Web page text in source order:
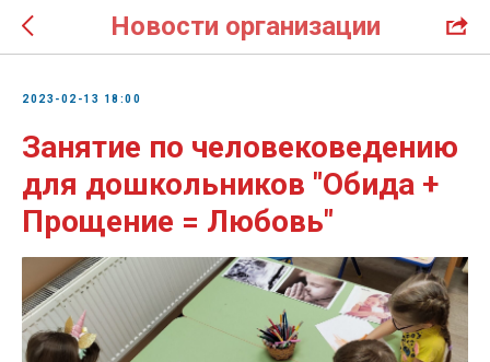
Новости организации
2023-02-13 18:00
Занятие по человековедению
для дошкольников "Обида +
Прощение = Любовь"